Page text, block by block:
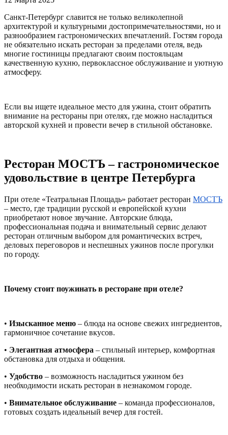
Санкт-Петербург славится не только великолепной
архитектурой и культурными достопримечательностями, но и
разнообразием гастрономических впечатлений. Гостям города
не обязательно искать ресторан за пределами отеля, ведь
многие гостиницы предлагают своим постояльцам
качественную кухню, первоклассное обслуживание и уютную
атмосферу.
Если вы ищете идеальное место для ужина, стоит обратить
внимание на рестораны при отелях, где можно насладиться
авторской кухней и провести вечер в стильной обстановке.
Ресторан МОСТЪ – гастрономическое
удовольствие в центре Петербурга
При отеле «Театральная Площадь» работает ресторан МОСТЪ
– место, где традиции русской и европейской кухни
приобретают новое звучание. Авторские блюда,
профессиональная подача и внимательный сервис делают
ресторан отличным выбором для романтических встреч,
деловых переговоров и неспешных ужинов после прогулки
по городу.
Почему стоит поужинать в ресторане при отеле?
• Изысканное меню – блюда на основе свежих ингредиентов,
гармоничное сочетание вкусов.
• Элегантная атмосфера – стильный интерьер, комфортная
обстановка для отдыха и общения.
• Удобство – возможность насладиться ужином без
необходимости искать ресторан в незнакомом городе.
• Внимательное обслуживание – команда профессионалов,
готовых создать идеальный вечер для гостей.